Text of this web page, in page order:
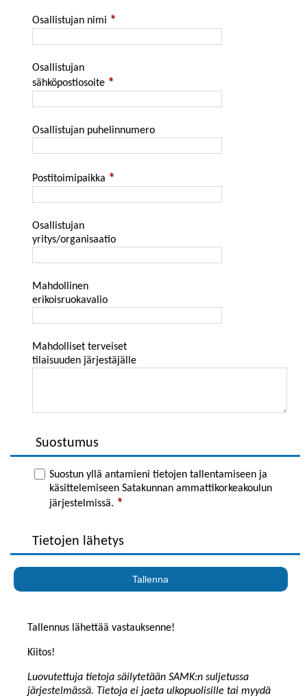
Osallistujan nimi
Osallistujan
sähköpostiosoite
Osallistujan puhelinnumero
Postitoimipaikka
Osallistujan
yritys/organisaatio
Mahdollinen
erikoisruokavalio
Mahdolliset terveiset
tilaisuuden järjestäjälle
Suostumus
Suostun yllä antamieni tietojen tallentamiseen ja
käsittelemiseen Satakunnan ammattikorkeakoulun
järjestelmissä.
Tietojen lähetys
Tallennus lähettää vastauksenne!
Kiitos!
Luovutettuja tietoja säilytetään SAMK:n suljetussa
järjestelmässä. Tietoja ei jaeta ulkopuolisille tai myydä